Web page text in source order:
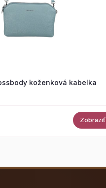
koženková kabelka
Zobraziť